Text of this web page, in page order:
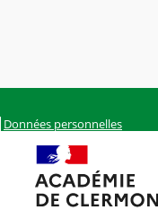
Données personnelles